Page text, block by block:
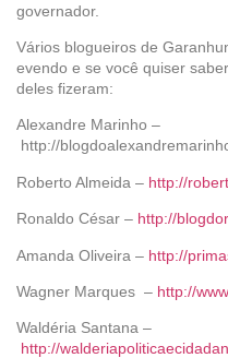
governador.
Vários blogueiros de
evendo e se você quiser
deles fizeram:
Alexandre Marinho –
http://
Roberto Almeida – http://
Ronaldo César – http://
Amanda Oliveira – http://
Wagner Marques – http://
Waldéria Santana –
http://